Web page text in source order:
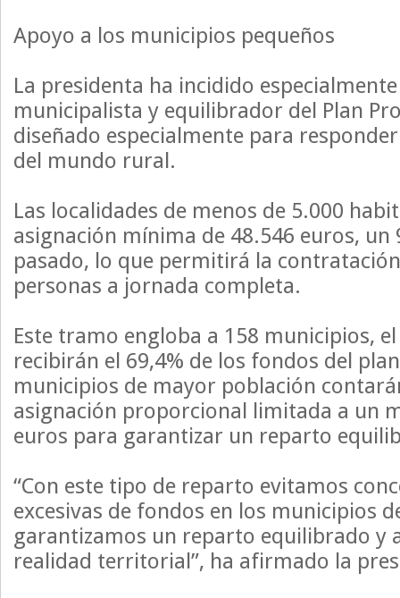
Apoyo a los municipios pequeños
La presidenta ha incidido
municipalista y equilibrador del Plan
diseñado especialmente para
del mundo rural.
Las localidades de menos de 5.000
asignación mínima de 48.546 euros, un
pasado, lo que permitirá la
personas a jornada completa.
Este tramo engloba a 158 municipios,
recibirán el 69,4% de los fondos del
municipios de mayor población
asignación proporcional limitada a un
euros para garantizar un reparto
“Con este tipo de reparto evitamos
excesivas de fondos en los municipios
garantizamos un reparto equilibrado y
realidad territorial”, ha afirmado la